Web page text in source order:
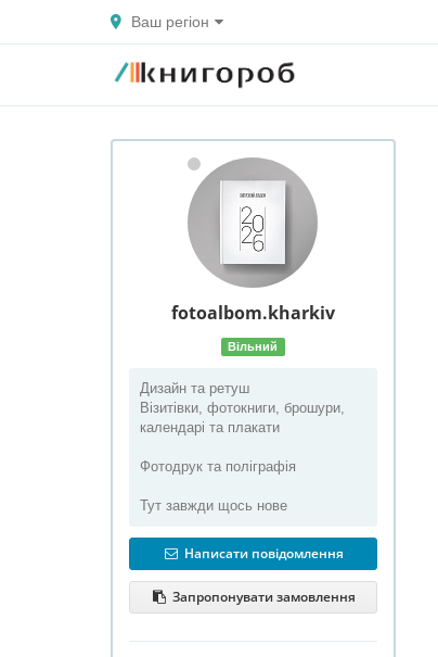
Ваш регіон
fotoalbom.kharkiv
Вільний
Дизайн та ретуш
Візитівки, фотокниги, брошури,
календарі та плакати
Фотодрук та поліграфія
Тут завжди щось нове
Написати повідомлення
Запропонувати замовлення